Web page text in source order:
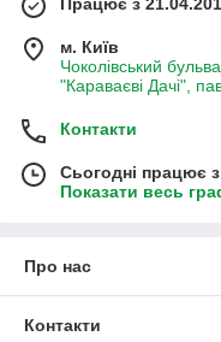
м. Київ
Чоколівський
"Караваєві Дачі",
Контакти
Сьогодні працює
Показати весь
Про нас
Контакти